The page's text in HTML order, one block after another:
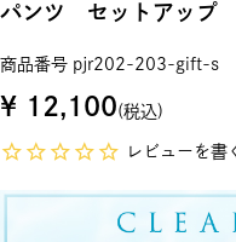
パンツ セットアップ
商品番号 pjr202-203-gift-s
¥ 12,100 税込
レビューを書